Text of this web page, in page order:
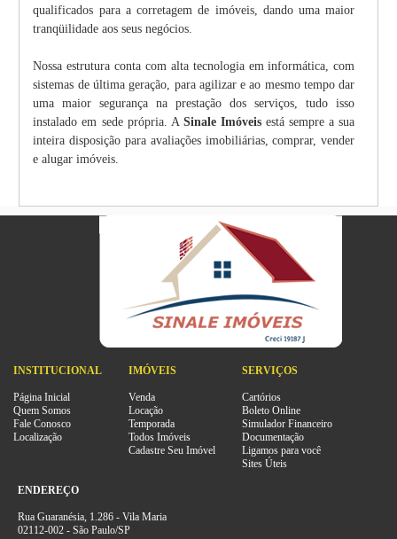
qualificados para a corretagem de imóveis, dando uma maior
tranqüilidade aos seus negócios.
Nossa estrutura conta com alta tecnologia em informática, com
sistemas de última geração, para agilizar e ao mesmo tempo dar
uma maior segurança na prestação dos serviços, tudo isso
instalado em sede própria. A Sinale Imóveisestá sempre a sua
inteira disposição para avaliações imobiliárias, comprar, vender
e alugar imóveis.
INSTITUCIONAL
Página Inicial
Quem Somos
Fale Conosco
Localização
IMÓVEIS
Venda
Locação
Temporada
Todos Imóveis
Cadastre Seu Imóvel
SERVIÇOS
Cartórios
Boleto Online
Simulador Financeiro
Documentação
Ligamos para você
Sites Úteis
ENDEREÇO
Rua Guaranésia, 1.286 - Vila Maria
02112-002 - São Paulo/SP